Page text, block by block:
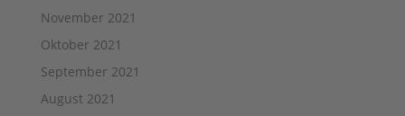
November 2021
Oktober 2021
September 2021
August 2021